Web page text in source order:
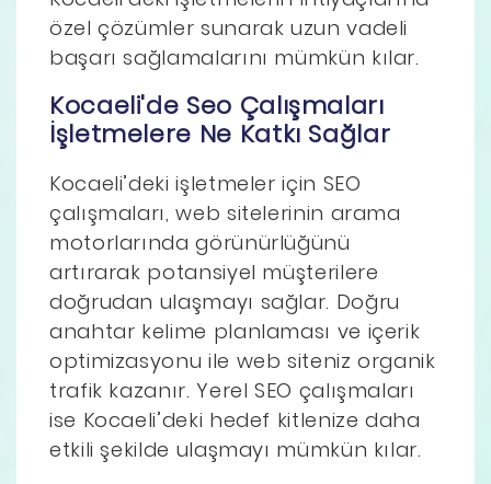
özel çözümler sunarak uzun vadeli
başarı sağlamalarını mümkün kılar.
Kocaeli'de Seo Çalışmaları
İşletmelere Ne Katkı Sağlar
Kocaeli’deki işletmeler için SEO
çalışmaları, web sitelerinin arama
motorlarında görünürlüğünü
artırarak potansiyel müşterilere
doğrudan ulaşmayı sağlar. Doğru
anahtar kelime planlaması ve içerik
optimizasyonu ile web siteniz organik
trafik kazanır. Yerel SEO çalışmaları
ise Kocaeli’deki hedef kitlenize daha
etkili şekilde ulaşmayı mümkün kılar.